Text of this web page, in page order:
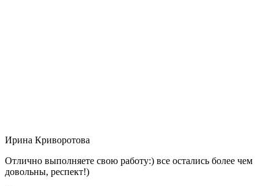
Ирина Криворотова
Отлично выполняете свою работу:) все остались более чем
довольны, респект!)